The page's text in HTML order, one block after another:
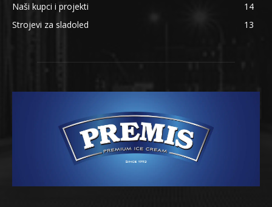
Naši kupci i projekti
14
Strojevi za sladoled
13